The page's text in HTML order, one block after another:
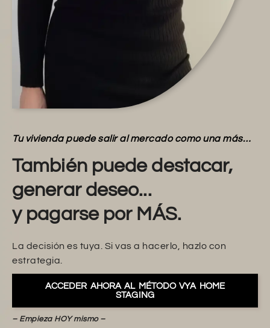
Tu vivienda puede salir al mercado como una más…
También puede destacar,
generar deseo...
y pagarse por MÁS.
La decisión es tuya. Si vas a hacerlo, hazlo con
estrategia.
ACCEDER AHORA AL MÉTODO VYA HOME
STAGING
– Empieza HOY mismo –